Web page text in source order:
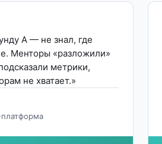
А — не знал, где
Менторы «разложили»
метрики,
не хватает.»
платформа